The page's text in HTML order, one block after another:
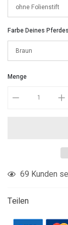
Farbe Deines Pferdes
Menge
Produkt
den
Warenkorb
legen
81 Kunden
Teilen